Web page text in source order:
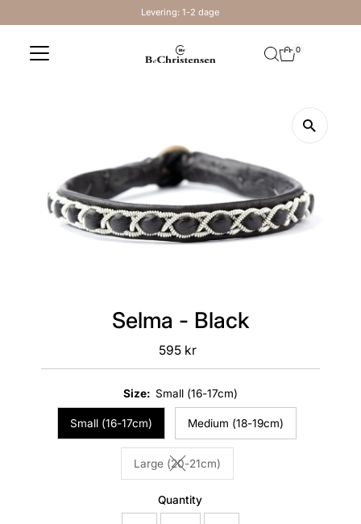
Levering: 1-2 dage
0
Selma - Black
Regular
Price
595 kr
Size: Small (16-17cm)
Small (16-17cm) Medium (18-19cm)
Large (20-21cm)Variant sold out or unavailable
Quantity